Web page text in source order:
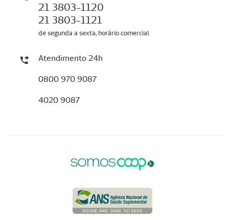
21 3803-1120
21 3803-1121
de segunda a sexta, horário comercial
Atendimento 24h
0800 970 9087
4020 9087